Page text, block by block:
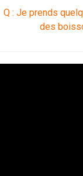
Q : Je prends
des